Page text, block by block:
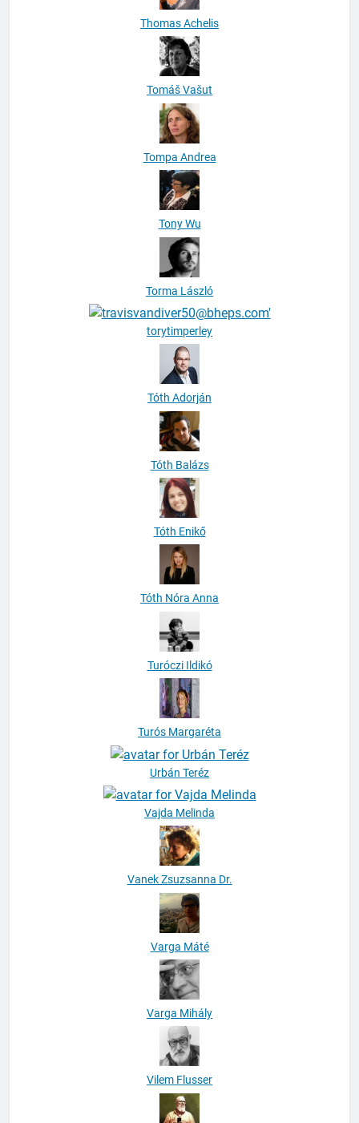
Thomas Achelis
Tomáš Vašut
Tompa Andrea
Tony Wu
Torma László
torytimperley
Tóth Adorján
Tóth Balázs
Tóth Enikő
Tóth Nóra Anna
Turóczi Ildikó
Turós Margaréta
Urbán Teréz
Vajda Melinda
Vanek Zsuzsanna Dr.
Varga Máté
Varga Mihály
Vilem Flusser